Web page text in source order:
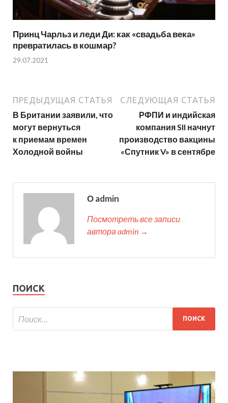
Принц Чарльз и леди Ди: как «свадьба века»
превратилась в кошмар?
29.07.2021
ПРЕДЫДУЩАЯ СТАТЬЯ
В Британии заявили, что
могут вернуться
к приемам времен
Холодной войны
СЛЕДУЮЩАЯ СТАТЬЯ
РФПИ и индийская
компания SII начнут
производство вакцины
«Спутник V» в сентябре
О admin
Посмотреть все записи
автора admin →
ПОИСК